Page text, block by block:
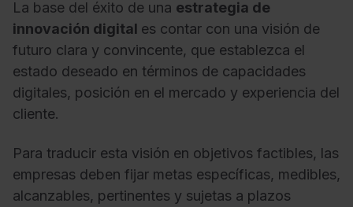
La base del éxito de una estrategia de
innovación digital es contar con una visión de
futuro clara y convincente, que establezca el
estado deseado en términos de capacidades
digitales, posición en el mercado y experiencia del
cliente.
Para traducir esta visión en objetivos factibles, las
empresas deben fijar metas específicas, medibles,
alcanzables, pertinentes y sujetas a plazos